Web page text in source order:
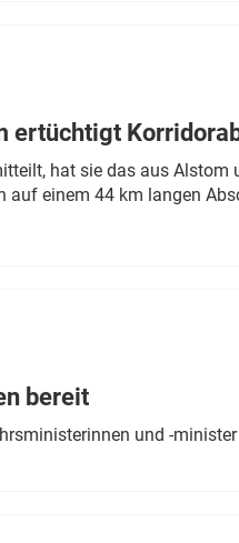
ertüchtigt
hat sie das aus
einem 44 km langen
bereit
und -